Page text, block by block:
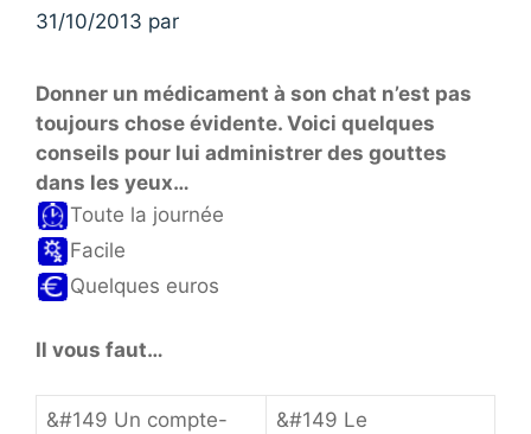
31/10/2013 par
Donner un médicament à son chat n’est pas
toujours chose évidente. Voici quelques
conseils pour lui administrer des gouttes
dans les yeux…
Toute la journée
Facile
Quelques euros
Il vous faut…
&#149 Un compte-
&#149 Le